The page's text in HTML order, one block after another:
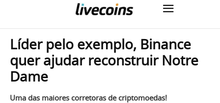
Líder pelo exemplo, Binance
quer ajudar reconstruir Notre
Dame
Uma das maiores corretoras de criptomoedas!